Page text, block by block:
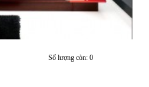
Số lượng còn: 0